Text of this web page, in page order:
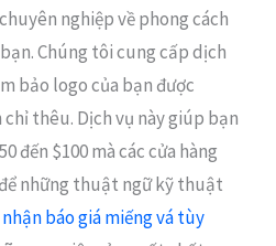
nghiệp về phong cách
Chúng tôi cung cấp dịch
bảo logo của bạn được
thêu. Dịch vụ này giúp bạn
đến $100 mà các cửa hàng
những thuật ngữ kỹ thuật
báo giá miếng vá tùy